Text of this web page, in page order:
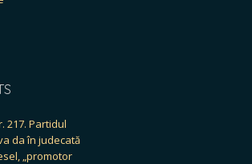
217. Partidul
da în judecată
„promotor